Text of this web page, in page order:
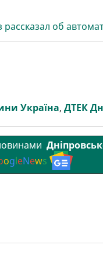
об
Україна, ДТЕК
ogleNews